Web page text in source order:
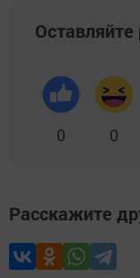
Оставляйте
0 0
Расскажите